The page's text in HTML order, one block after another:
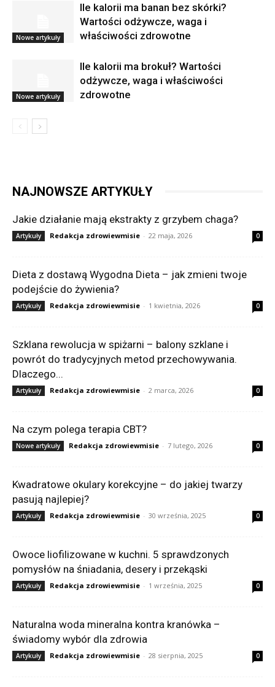
Nowe artykuły
Ile kalorii ma banan bez skórki?
Wartości odżywcze, waga i
właściwości zdrowotne
Nowe artykuły
Ile kalorii ma brokuł? Wartości
odżywcze, waga i właściwości
zdrowotne
NAJNOWSZE ARTYKUŁY
Jakie działanie mają ekstrakty z grzybem chaga?
Artykuły Redakcja zdrowiewmisie - 22 maja, 2026 0
Dieta z dostawą Wygodna Dieta – jak zmieni twoje
podejście do żywienia?
Artykuły Redakcja zdrowiewmisie - 1 kwietnia, 2026 0
Szklana rewolucja w spiżarni – balony szklane i
powrót do tradycyjnych metod przechowywania.
Dlaczego...
Artykuły Redakcja zdrowiewmisie - 2 marca, 2026 0
Na czym polega terapia CBT?
Nowe artykuły Redakcja zdrowiewmisie - 7 lutego, 2026 0
Kwadratowe okulary korekcyjne – do jakiej twarzy
pasują najlepiej?
Artykuły Redakcja zdrowiewmisie - 30 września, 2025 0
Owoce liofilizowane w kuchni. 5 sprawdzonych
pomysłów na śniadania, desery i przekąski
Artykuły Redakcja zdrowiewmisie - 1 września, 2025 0
Naturalna woda mineralna kontra kranówka –
świadomy wybór dla zdrowia
Artykuły Redakcja zdrowiewmisie - 28 sierpnia, 2025 0